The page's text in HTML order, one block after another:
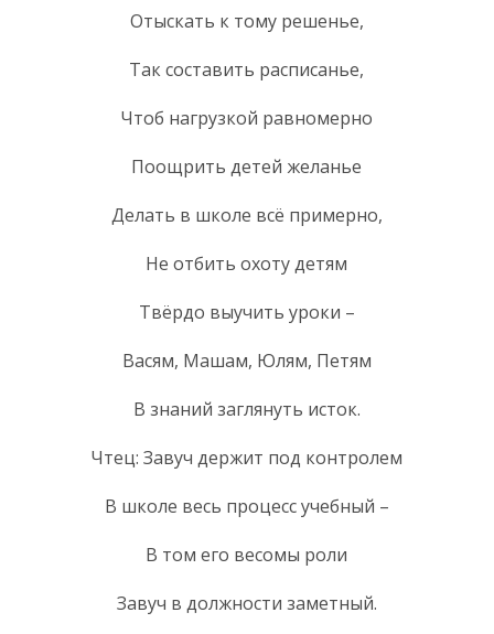
Отыскать к тому решенье,
Так составить расписанье,
Чтоб нагрузкой равномерно
Поощрить детей желанье
Делать в школе всё примерно,
Не отбить охоту детям
Твёрдо выучить уроки –
Васям, Машам, Юлям, Петям
В знаний заглянуть исток.
Чтец: Завуч держит под контролем
В школе весь процесс учебный –
В том его весомы роли
Завуч в должности заметный.